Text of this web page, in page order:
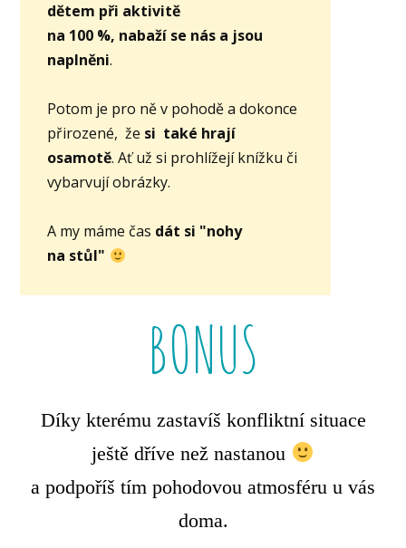
dětem při aktivitě
na 100 %, nabaží se nás a jsou
naplněni.
Potom je pro ně v pohodě a dokonce
přirozené, že si také hrají
osamotě. Ať už si prohlížejí knížku či
vybarvují obrázky.
A my máme čas dát si "nohy
na stůl"
BONUS
Díky kterému zastavíš konfliktní situace
ještě dříve než nastanou
a podpoříš tím pohodovou atmosféru u vás
doma.